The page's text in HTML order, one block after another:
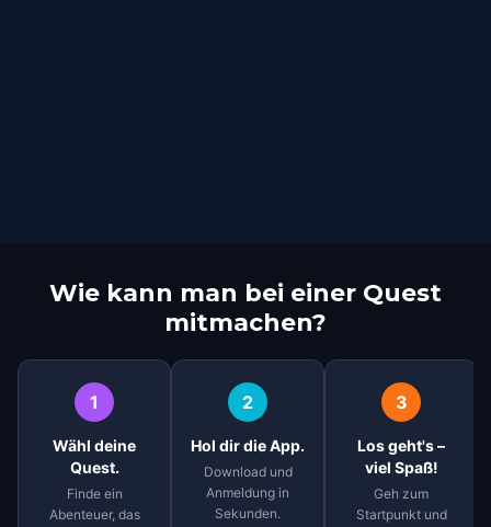
Wie kann man bei einer Quest
mitmachen?
1
Wähl deine
Quest.
Finde ein
Abenteuer, das
2
Hol dir die App.
Download und
Anmeldung in
Sekunden.
3
Los geht's –
viel Spaß!
Geh zum
Startpunkt und